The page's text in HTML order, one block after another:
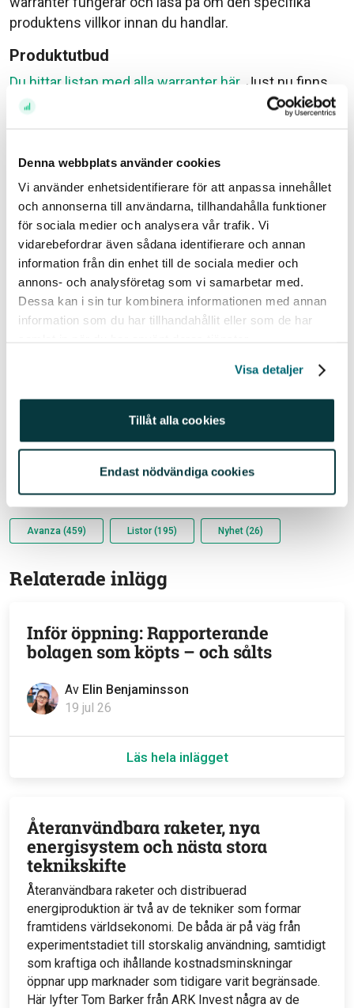
Denna webbplats använder cookies
Vi använder enhetsidentifierare för att anpassa innehållet
och annonserna till användarna, tillhandahålla funktioner
för sociala medier och analysera vår trafik. Vi
vidarebefordrar även sådana identifierare och annan
information från din enhet till de sociala medier och
annons- och analysföretag som vi samarbetar med.
Dessa kan i sin tur kombinera informationen med annan
information som du har tillhandahållit eller som de har
Visa detaljer
Tillåt alla cookies
Endast nödvändiga cookies
produktens villkor innan du handlar.
Produktutbud
Du hittar listan med alla warranter här. Just nu finns
det både svenska och amerikanska aktier – samt
önskemål till vår kundservice genom ett meddelande
i appen eller på sajten.
Vill du lära dig mer om börshandlade produkter finns
mycket utbildningsmaterial i Avanza Akademin
// Haben Gilamikael, produktägare Avanza
Tänk på att de här produkterna är komplicerade, och
de passar inte alla. Innan du börjar är det därför en bra
genom att läsa produkternas faktablad och prospekt.
både öka och minska i värde, och det är inte säkert att
du får tillbaka hela det insatta beloppet.
Relaterade ämnen
Avanza (459) Listor (195) Nyhet (26)
Relaterade inlägg
Av Elin Benjaminsson
19 jul 26
Inför öppning: Rapporterande
bolagen som köpts – och sålts
Läs hela inlägget
Återanvändbara raketer, nya
energisystem och nästa stora
teknikskifte
Återanvändbara raketer och distribuerad
energiproduktion är två av de tekniker som formar
framtidens världsekonomi. De båda är på väg från
experimentstadiet till storskalig användning, samtidigt
som kraftiga och ihållande kostnadsminskningar
öppnar upp marknader som tidigare varit begränsade.
Här lyfter Tom Barker från ARK Invest några av de